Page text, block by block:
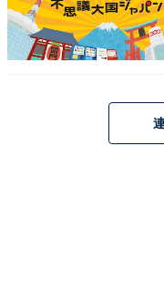
・
【キラキラネームク